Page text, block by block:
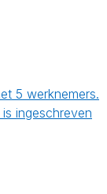
5 werknemers.
ingeschreven